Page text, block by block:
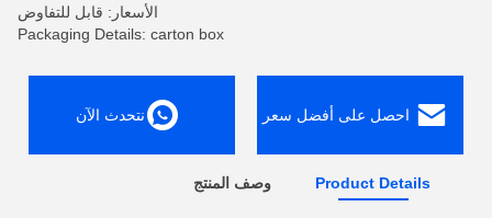
الأسعار: قابل للتفاوض
Packaging Details: carton box
احصل على أفضل سعر نتحدث الآن
Product Details وصف المنتج